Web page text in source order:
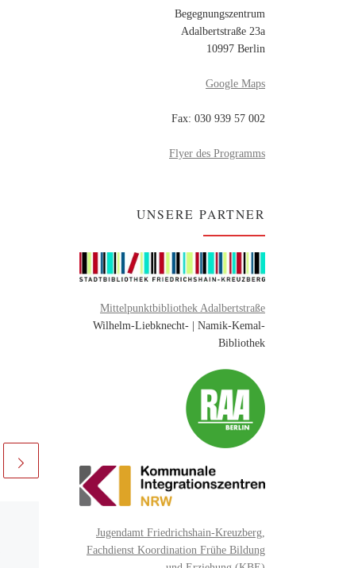
Oktober 2020
Ein großes
Begegnungszentrum
Adalbertstraße 23a
10997 Berlin
Google Maps
Fax: 030 939 57 002
Flyer des Programms
UNSERE PARTNER
Mittelpunktbibliothek Adalbertstraße
Wilhelm-Liebknecht- | Namik-Kemal-
Bibliothek
Jugendamt Friedrichshain-Kreuzberg,
Fachdienst Koordination Frühe Bildung